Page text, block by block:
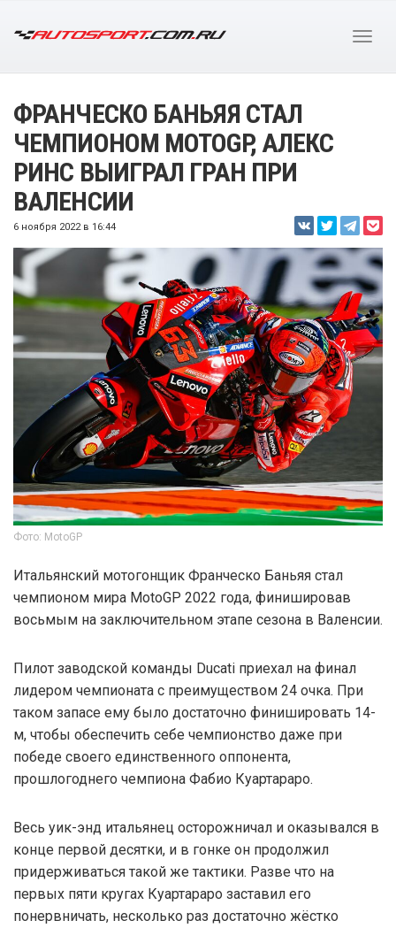
ФРАНЧЕСКО БАНЬЯЯ СТАЛ
ЧЕМПИОНОМ MOTOGP, АЛЕКС
РИНС ВЫИГРАЛ ГРАН ПРИ
ВАЛЕНСИИ
6 ноября 2022 в 16:44
Фото: MotoGP
Итальянский мотогонщик Франческо Баньяя стал
чемпионом мира MotoGP 2022 года, финишировав
восьмым на заключительном этапе сезона в Валенсии.
Пилот заводской команды Ducati приехал на финал
лидером чемпионата с преимуществом 24 очка. При
таком запасе ему было достаточно финишировать 14-
м, чтобы обеспечить себе чемпионство даже при
победе своего единственного оппонента,
прошлогоднего чемпиона Фабио Куартараро.
Весь уик-энд итальянец осторожничал и оказывался в
конце первой десятки, и в гонке он продолжил
придерживаться такой же тактики. Разве что на
первых пяти кругах Куартараро заставил его
понервничать, несколько раз достаточно жёстко